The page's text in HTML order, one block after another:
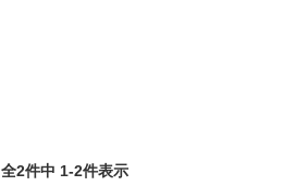
全2件中 1-2件表示